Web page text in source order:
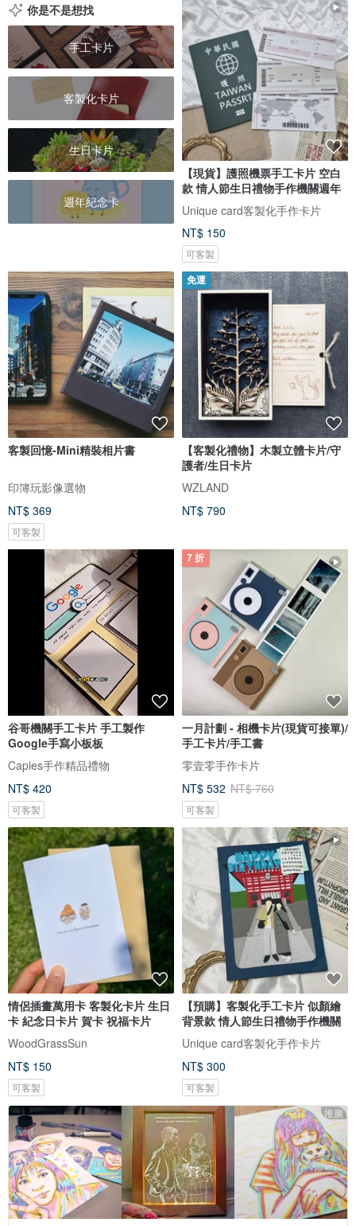
你是不是想找
手工卡片
客製化卡片
生日卡片
週年紀念卡
【現貨】護照機票手工卡片 空白
款 情人節生日禮物手作機關週年
Unique card客製化手作卡片
NT$ 150
可客製
客製回憶-Mini精裝相片書
印簿玩影像選物
NT$ 369
可客製
免運
【客製化禮物】木製立體卡片/守
護者/生日卡片
WZLAND
NT$ 790
谷哥機關手工卡片 手工製作
Google手寫小板板
Capies手作精品禮物
NT$ 420
可客製
7 折
一月計劃 - 相機卡片(現貨可接單)/
手工卡片/手工書
零壹零手作卡片
NT$ 532 NT$ 760
可客製
情侶插畫萬用卡 客製化卡片 生日
卡 紀念日卡片 賀卡 祝福卡片
WoodGrassSun
NT$ 150
可客製
【預購】客製化手工卡片 似顏繪
背景款 情人節生日禮物手作機關
Unique card客製化手作卡片
NT$ 300
可客製
推廣